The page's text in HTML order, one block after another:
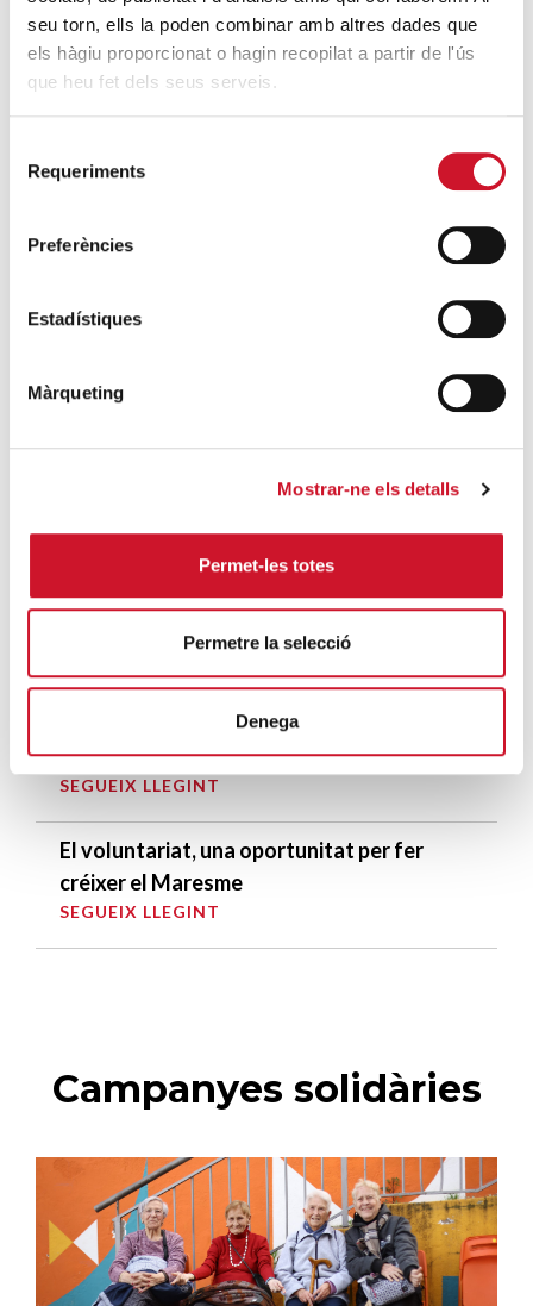
seu torn, ells la poden combinar amb altres dades que
els hàgiu proporcionat o hagin recopilat a partir de l'ús
que heu fet dels seus serveis.
Requeriments
Preferències
Estadístiques
Màrqueting
Mostrar-ne els detalls
Permet-les totes
Permetre la selecció
Denega
SEGUEIX LLEGINT
Units per transformar la societat des de la
una jornada per reflexionar sobre el
SEGUEIX LLEGINT
DARRERES ENTRADES
protecció de la dignitat humana
SEGUEIX LLEGINT
Càritas Barcelona acompanya més de
4.100 persones en el dispositiu
SEGUEIX LLEGINT
La campana que canvia vides
SEGUEIX LLEGINT
El voluntariat, una oportunitat per fer
créixer el Maresme
SEGUEIX LLEGINT
Campanyes solidàries